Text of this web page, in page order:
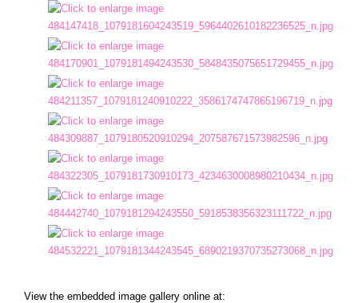
View the embedded image gallery online at: